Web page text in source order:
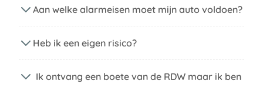
Aan welke alarmeisen moet mijn auto voldoen?
Heb ik een eigen risico?
Ik ontvang een boete van de RDW maar ik ben